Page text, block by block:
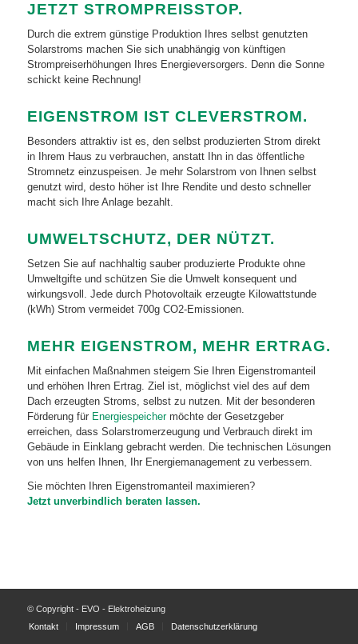
JETZT STROMPREISSTOP.
Durch die extrem günstige Produktion Ihres selbst genutzten
Solarstroms machen Sie sich unabhängig von künftigen
Strompreiserhöhungen Ihres Energieversorgers. Denn die Sonne
schickt keine Rechnung!
EIGENSTROM IST CLEVERSTROM.
Besonders attraktiv ist es, den selbst produzierten Strom direkt
in Ihrem Haus zu verbrauchen, anstatt Ihn in das öffentliche
Stromnetz einzuspeisen. Je mehr Solarstrom von Ihnen selbst
genutzt wird, desto höher ist Ihre Rendite und desto schneller
macht sich Ihre Anlage bezahlt.
UMWELTSCHUTZ, DER NÜTZT.
Setzen Sie auf nachhaltig sauber produzierte Produkte ohne
Umweltgifte und schützen Sie die Umwelt konsequent und
wirkungsvoll. Jede durch Photovoltaik erzeugte Kilowattstunde
(kWh) Strom vermeidet 700g CO2-Emissionen.
MEHR EIGENSTROM, MEHR ERTRAG.
Mit einfachen Maßnahmen steigern Sie Ihren Eigenstromanteil
und erhöhen Ihren Ertrag. Ziel ist, möglichst viel des auf dem
Dach erzeugten Stroms, selbst zu nutzen. Mit der besonderen
Förderung für Energiespeichermöchte der Gesetzgeber
erreichen, dass Solarstromerzeugung und Verbrauch direkt im
Gebäude in Einklang gebracht werden. Die technischen Lösungen
von uns helfen Ihnen, Ihr Energiemanagement zu verbessern.
Sie möchten Ihren Eigenstromanteil maximieren?
Jetzt unverbindlich beraten lassen.
© Copyright - EVO - Elektroheizung
Kontakt
Impressum AGB Datenschutzerklärung